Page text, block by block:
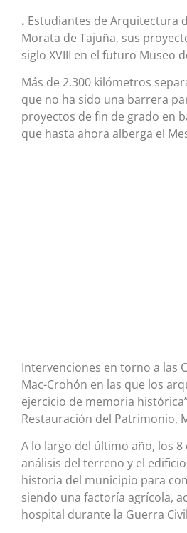
. Estudiantes de Arquitectura
Morata de Tajuña, sus
siglo XVIII en el futuro Museo
Más de 2.300 kilómetros
que no ha sido una barrera
proyectos de fin de grado en
que hasta ahora alberga el
Intervenciones en torno a las
Mac-Crohón en las que los
ejercicio de memoria
Restauración del Patrimonio,
A lo largo del último año, los
análisis del terreno y el
historia del municipio para
siendo una factoría agrícola,
hospital durante la Guerra